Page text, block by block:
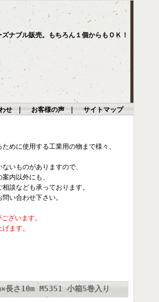
ナブル販売。もちろん１個からもＯＫ！
せ｜ お客様の声｜ サイトマップ
めに使用する工業用の物まで様々、
いものがありますので、
内以外にも、
談なども承っております。
い合わせ下さい。
ざいます。
ます。
さ10m M5351 小箱5巻入り